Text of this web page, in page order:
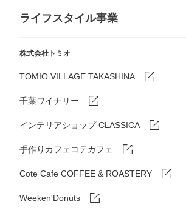
ライフスタイル事業
株式会社トミオ
TOMIO VILLAGE TAKASHINA
千葉ワイナリー
インテリアショップ CLASSICA
手作りカフェコテカフェ
Cote Cafe COFFEE & ROASTERY
Weeken'Donuts